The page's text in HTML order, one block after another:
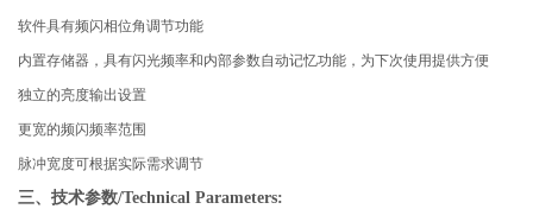
软件具有频闪相位角调节功能
内置存储器，具有闪光频率和内部参数自动记忆功能，为下次使用提供方便
独立的亮度输出设置
更宽的频闪频率范围
脉冲宽度可根据实际需求调节
三、技术参数/Technical Parameters: